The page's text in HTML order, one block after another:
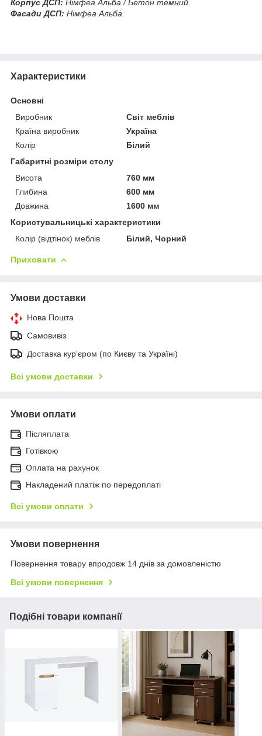
Корпус ДСП: Німфеа Альба / Бетон темний.
Фасади ДСП: Німфеа Альба.
Характеристики
Основні
Виробник
Світ меблів
Країна виробник
Україна
Колір
Білий
Габаритні розміри столу
Висота
760 мм
Глибина
600 мм
Довжина
1600 мм
Користувальницькі характеристики
Колір (відтінок) меблів
Білий, Чорний
Приховати
Умови доставки
Нова Пошта
Самовивіз
Доставка кур'єром (по Києву та Україні)
Всі умови доставки
Умови оплати
Післяплата
Готівкою
Оплата на рахунок
Накладений платіж по передоплаті
Всі умови оплати
Умови повернення
Повернення товару впродовж 14 днів за домовленістю
Всі умови повернення
Подібні товари компанії